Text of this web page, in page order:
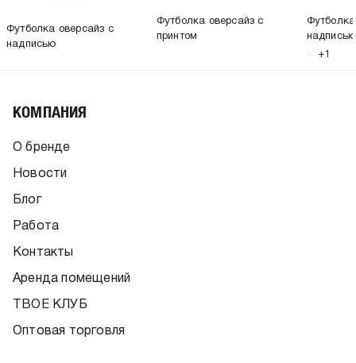
Футболка оверсайз с
надписью
Футболка оверсайз с
принтом
+1
КОМПАНИЯ
О бренде
Новости
Блог
Работа
Контакты
Аренда помещений
ТВОЕ КЛУБ
Оптовая торговля